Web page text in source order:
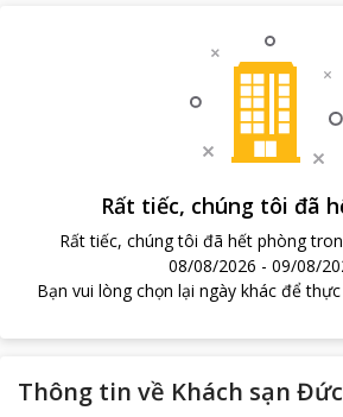
Rất tiếc, chúng tôi đã
Rất tiếc, chúng tôi đã hết phòng
08/08/2026 - 09/08/
Bạn vui lòng chọn lại ngày khác để
Thông tin về Khách sạn